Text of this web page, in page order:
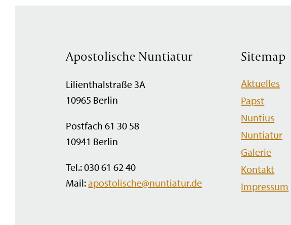
Apostolische Nuntiatur
Lilienthalstraße 3A
10965 Berlin
Postfach 61 30 58
10941 Berlin
Tel.: 030 61 62 40
Mail:apostolische@nuntiatur.de
Sitemap
Navigation
überspringen
Aktuelles
Papst
Nuntius
Nuntiatur
Galerie
Kontakt
Impressum